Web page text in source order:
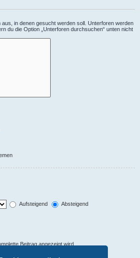
in denen gesucht werden soll. Unterforen werden
du die Option „Unterforen durchsuchen“ unten nicht
Aufsteigend
Absteigend
Beitrag angezeigt wird.